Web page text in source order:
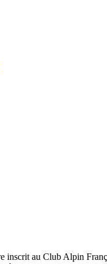
inscrit au Club Alpin